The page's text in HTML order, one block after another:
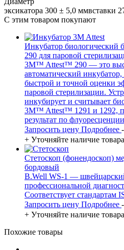
эксикатора 300 ± 5,0 ммвставки
С этим товаром покупают
Инкубатор биологический
290 для паровой
3M™ Attest™ 290 — это
автоматический
быстрой и точной оценки
паровой стерилизации.
инкубирует и считывает
3M™ Attest™ 1291 и 1292,
результат по
Запросить цену Подробнее -
+ Уточняйте наличие товара
Стетоскоп (фонендоскоп)
бордовый
B.Well WS-1 —
профессиональной
Соответствует стандартам
Запросить цену Подробнее -
+ Уточняйте наличие товара
Похожие товары